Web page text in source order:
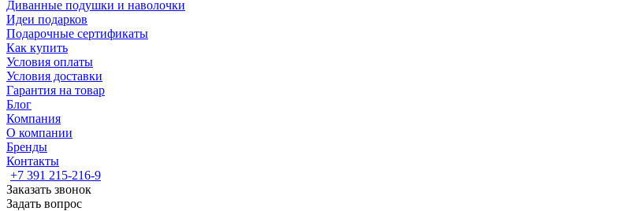
Диванные подушки и наволочки
Идеи подарков
Подарочные сертификаты
Как купить
Условия оплаты
Условия доставки
Гарантия на товар
Блог
Компания
О компании
Бренды
Контакты
+7 391 215-216-9
Заказать звонок
Задать вопрос